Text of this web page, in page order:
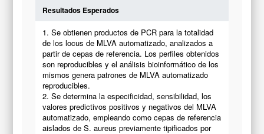
Resultados Esperados
1. Se obtienen productos de PCR para la totalidad
de los locus de MLVA automatizado, analizados a
partir de cepas de referencia. Los perfiles obtenidos
son reproducibles y el análisis bioinformático de los
mismos genera patrones de MLVA automatizado
reproducibles.
2. Se determina la especificidad, sensibilidad, los
valores predictivos positivos y negativos del MLVA
automatizado, empleando como cepas de referencia
aislados de S. aureus previamente tipificados por